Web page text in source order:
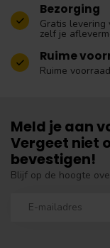
Bezorging
Gratis levering
zelf je
Ruime
Ruime
Meld je aan
Vergeet niet
bevestigen!
Blijf op de hoogte